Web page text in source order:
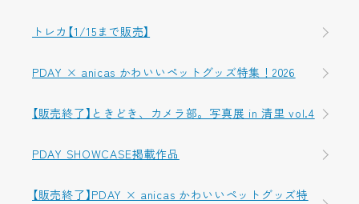
トレカ【1/15まで販売】
PDAY × anicas かわいいペットグッズ特集！2026
【販売終了】ときどき、カメラ部。写真展 in 清里 vol.4
PDAY SHOWCASE掲載作品
【販売終了】PDAY × anicas かわいいペットグッズ特